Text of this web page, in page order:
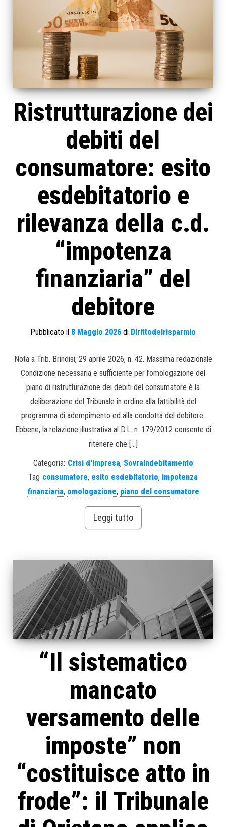
Ristrutturazione dei
debiti del
consumatore: esito
esdebitatorio e
rilevanza della c.d.
“impotenza
finanziaria” del
debitore
Pubblicato il 8 Maggio 2026 di Dirittodelrisparmio
Nota a Trib. Brindisi, 29 aprile 2026, n. 42. Massima redazionale
Condizione necessaria e sufficiente per l’omologazione del
piano di ristrutturazione dei debiti del consumatore è la
deliberazione del Tribunale in ordine alla fattibilità del
programma di adempimento ed alla condotta del debitore.
Ebbene, la relazione illustrativa al D.L. n. 179/2012 consente di
ritenere che […]
Categoria: Crisi d'impresa, Sovraindebitamento
Tag consumatore, esito esdebitatorio, impotenza
finanziaria, omologazione, piano del consumatore
Leggi tutto
“Il sistematico
mancato
versamento delle
imposte” non
“costituisce atto in
frode”: il Tribunale